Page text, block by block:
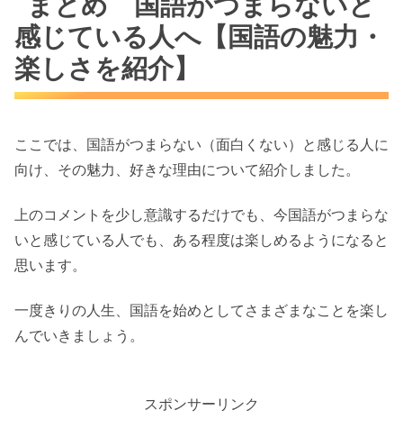
感じている人へ【国語の魅力・
楽しさを紹介】
ここでは、国語がつまらない（面白くない）と感じる人に
向け、その魅力、好きな理由について紹介しました。
上のコメントを少し意識するだけでも、今国語がつまらな
いと感じている人でも、ある程度は楽しめるようになると
思います。
一度きりの人生、国語を始めとしてさまざまなことを楽し
んでいきましょう。
スポンサーリンク